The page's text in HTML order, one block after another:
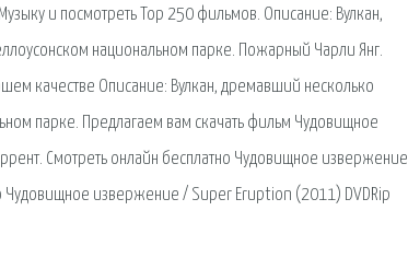
и посмотреть Top 250 фильмов. Описание: Вулкан,
национальном парке. Пожарный Чарли Янг.
качестве Описание: Вулкан, дремавший несколько
парке. Предлагаем вам скачать фильм Чудовищное
Смотреть онлайн бесплатно Чудовищное извержение
Чудовищное извержение / Super Eruption (2011) DVDRip